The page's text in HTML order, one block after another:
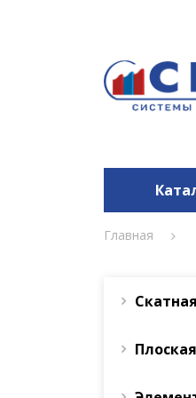
Главная